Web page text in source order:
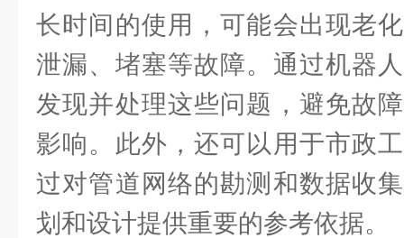
长时间的使用，可能会出现老
泄漏、堵塞等故障。通过机器
发现并处理这些问题，避免故
影响。此外，还可以用于市政
过对管道网络的勘测和数据收
划和设计提供重要的参考依据。